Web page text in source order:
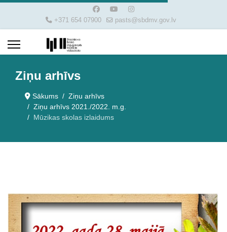
+371 654 07900 pasts@sbdmv.gov.lv
Ziņu arhīvs
Sākums
Ziņu arhīvs
Ziņu arhīvs 2021./2022. m.g.
Mūzikas skolas izlaidums